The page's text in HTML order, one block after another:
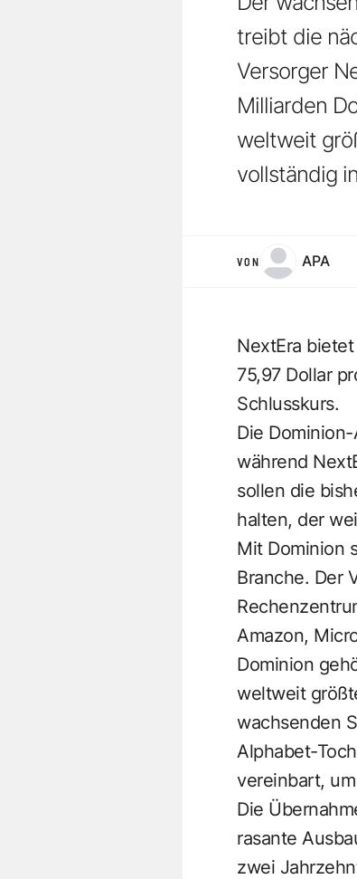
treibt die
Versorger
Milliarden
weltweit
vollständig
VON APA
NextEra
75,97 Dollar
Schlusskurs.
Die
während
sollen die
halten, der
Mit Dominion
Branche. Der
Amazon,
Dominion
weltweit
wachsenden
Alphabet-
vereinbart,
Die
rasante
zwei